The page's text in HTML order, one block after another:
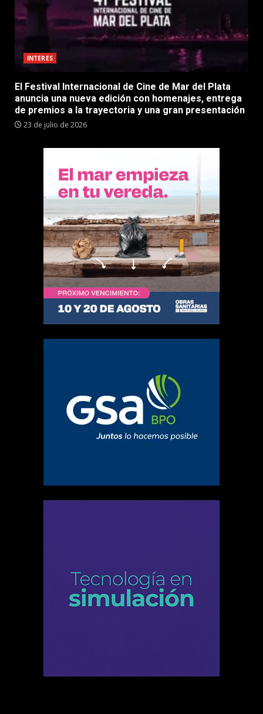
INTERES
El Festival Internacional de Cine de Mar del Plata
anuncia una nueva edición con homenajes, entrega
de premios a la trayectoria y una gran presentación
23 de julio de 2026